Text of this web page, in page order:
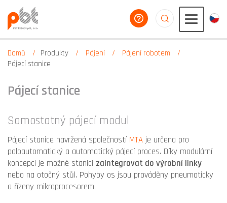
poradíme vám
Domů Produkty Pájení
Pájení robotem
Pájecí stanice
Pájecí stanice
Samostatný pájecí modul
Pájecí stanice navržená společností MTA je určena pro
poloautomatický a automatický pájecí proces. Díky modulární
koncepci je možné stanici zaintegrovat do výrobní linky
nebo na otočný stůl. Pohyby os jsou prováděny pneumaticky
a řízeny mikroprocesorem.